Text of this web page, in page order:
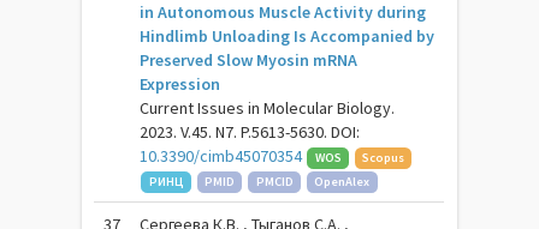
in Autonomous Muscle Activity during
Hindlimb Unloading Is Accompanied by
Preserved Slow Myosin mRNA
Expression
Current Issues in Molecular Biology.
2023. V.45. N7. P.5613-5630. DOI:
10.3390/cimb45070354
WOS
Scopus
РИНЦ
PMID PMCID OpenAlex
37 Сергеева К.В. ,Тыганов С.А. ,